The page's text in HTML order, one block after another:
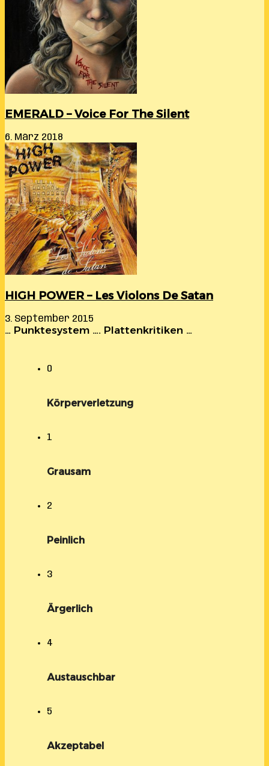
EMERALD – Voice For The Silent
6. März 2018
HIGH POWER – Les Violons De Satan
3. September 2015
… Punktesystem …. Plattenkritiken …
0
Körperverletzung
1
Grausam
2
Peinlich
3
Ärgerlich
4
Austauschbar
5
Akzeptabel